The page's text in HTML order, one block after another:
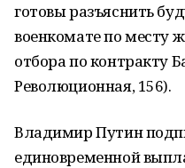
готовы разъяснить
военкомате по месту
отбора по контракту
Революционная, 156).
Владимир Путин
единовременной